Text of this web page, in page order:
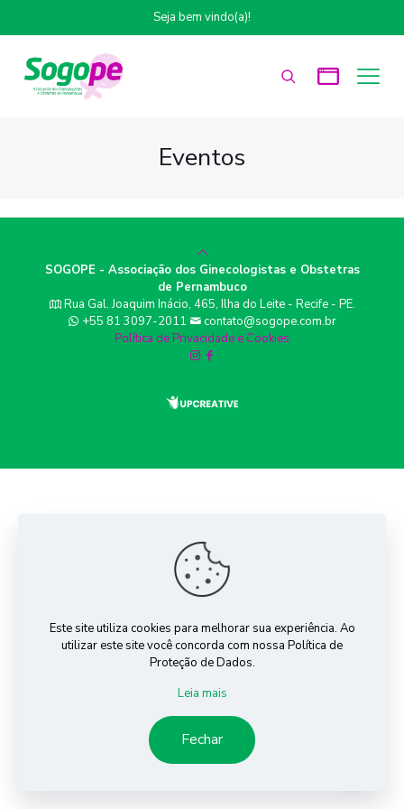
Seja bem vindo(a)!
Eventos
SOGOPE - Associação dos Ginecologistas e Obstetras
de Pernambuco
Rua Gal. Joaquim Inácio, 465, Ilha do Leite - Recife - PE.
+55 81 3097-2011
contato@sogope.com.br
Política de Privacidade e Cookies
Este site utiliza cookies para melhorar sua experiência. Ao
utilizar este site você concorda com nossa Política de
Proteção de Dados.
Leia mais
Fechar
Chat Whatsapp